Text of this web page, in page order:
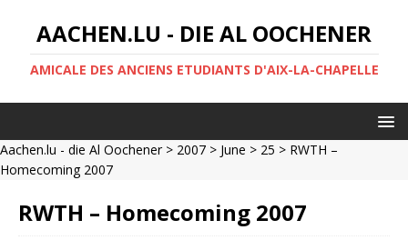
AACHEN.LU - DIE AL OOCHENER
AMICALE DES ANCIENS ETUDIANTS D'AIX-LA-CHAPELLE
Aachen.lu - die Al Oochener> 2007 > June > 25 > RWTH –
Homecoming 2007
RWTH – Homecoming 2007